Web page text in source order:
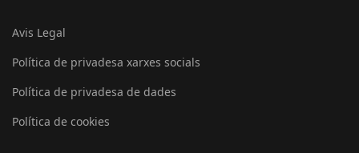
Avis Legal
Política de privadesa xarxes socials
Política de privadesa de dades
Política de cookies